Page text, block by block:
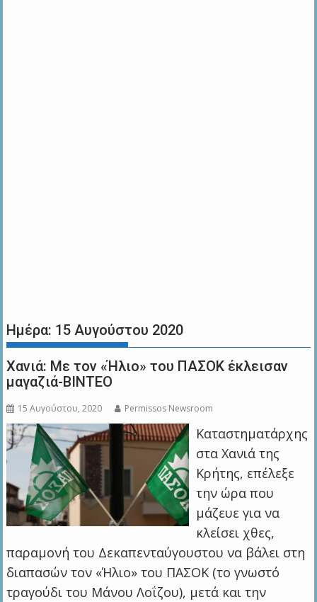
Ημέρα: 15 Αυγούστου 2020
Χανιά: Με τον «Ήλιο» του ΠΑΣΟΚ έκλεισαν
μαγαζιά-ΒΙΝΤΕΟ
15 Αυγούστου, 2020 Permissos Newsroom
Καταστηματάρχης
στα Χανιά της
Κρήτης, επέλεξε
την ώρα που
μάζευε για να
κλείσει χθες,
παραμονή του Δεκαπενταύγουστου να βάλει στη
διαπασών τον «Ήλιο» του ΠΑΣΟΚ (το γνωστό
τραγούδι του Μάνου Λοΐζου), μετά και την